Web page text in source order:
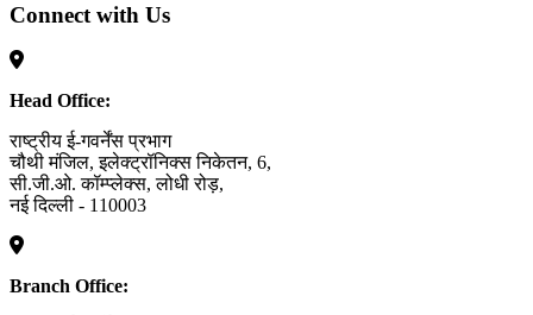
Connect with Us
Head Office:
राष्ट्रीय ई-गवर्नेंस प्रभाग
चौथी मंजिल, इलेक्ट्रॉनिक्स निकेतन, 6,
सी.जी.ओ. कॉम्प्लेक्स, लोधी रोड़,
नई दिल्ली - 110003
Branch Office: